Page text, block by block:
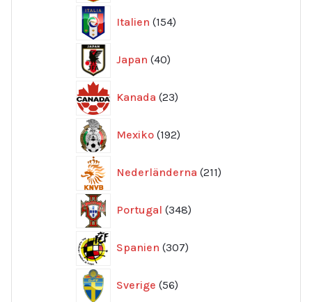
Italien 154
produkter
Japan 40
produkter
Kanada 23
produkter
Mexiko 192
produkter
Nederländerna 211
produkter
Portugal 348
produkter
Spanien 307
produkter
Sverige 56
produkter